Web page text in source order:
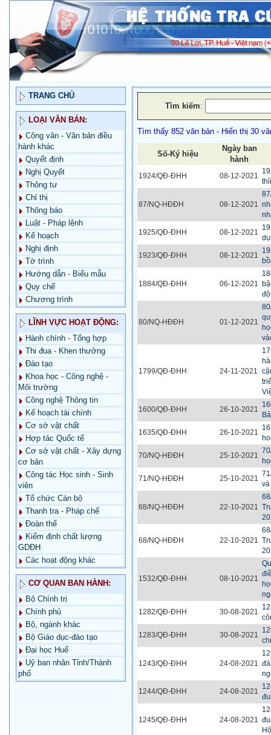
TRANG CHỦ
LOẠI VĂN BẢN:
Công văn - Văn bản điều
hành khác
Quyết định
Nghị Quyết
Thông tư
Chỉ thị
Thông báo
Luật - Pháp lệnh
Kế hoạch
Nghị định
Tờ trình
Hướng dẫn - Biểu mẫu
Quy chế
Chương trình
LĨNH VỰC HOẠT ĐỘNG:
Hành chính - Tổng hợp
Thi đua - Khen thưởng
Đào tạo
Khoa học - Công nghệ -
Môi trường
Công nghệ Thông tin
Kế hoạch tài chính
Cơ sở vật chất
Hợp tác Quốc tế
Cơ sở vật chất - Xây dựng
cơ bản
Công tác Học sinh - Sinh
viên
Tổ chức Cán bộ
Thanh tra - Pháp chế
Đoàn thể
Kiểm định chất lượng
GDĐH
Các hoạt động khác
CƠ QUAN BAN HÀNH:
Bộ Chính trị
Chính phủ
Bộ, ngành khác
Bộ Giáo dục-đào tạo
Đại học Huế
Uỷ ban nhân Tỉnh/Thành
phố
Tìm kiếm:
Tìm thấy 852 văn bản - Hiển thị 30
Số-Ký hiệu
Ngày ban
hành
1924/QĐ-ĐHH 08-12-2021
87/NQ-HĐĐH 08-12-2021
1925/QĐ-ĐHH 08-12-2021
1923/QĐ-ĐHH 08-12-2021
1884/QĐ-ĐHH 06-12-2021
80/NQ-HĐĐH 01-12-2021
1799/QĐ-ĐHH 24-11-2021
1600/QĐ-ĐHH 26-10-2021
1635/QĐ-ĐHH 26-10-2021
70/NQ-HĐĐH 25-10-2021
71/NQ-HĐĐH 25-10-2021
68/NQ-HĐĐH 22-10-2021
68/NQ-HĐĐH 22-10-2021
1532/QĐ-ĐHH 08-10-2021
1282/QĐ-ĐHH 30-08-2021
1283/QĐ-ĐHH 30-08-2021
1243/QĐ-ĐHH 24-08-2021
1244/QĐ-ĐHH 24-08-2021
1245/QĐ-ĐHH 24-08-2021